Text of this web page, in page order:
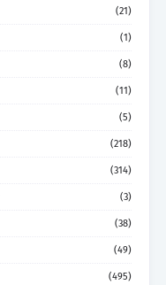
(21)
(1)
(8)
(11)
(5)
(218)
(314)
(3)
(38)
(49)
(495)